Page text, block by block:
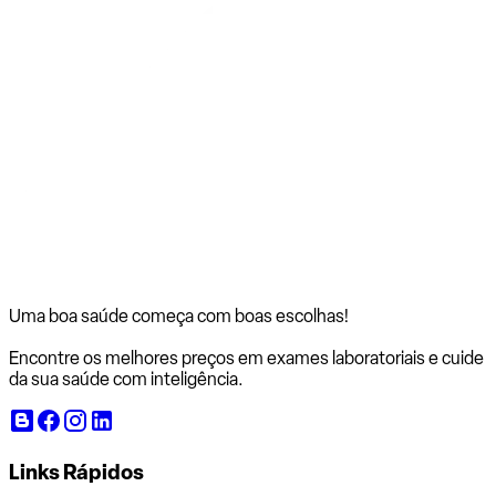
Uma boa saúde começa com boas escolhas!
Encontre os melhores preços em exames laboratoriais e cuide
da sua saúde com inteligência.
Links Rápidos